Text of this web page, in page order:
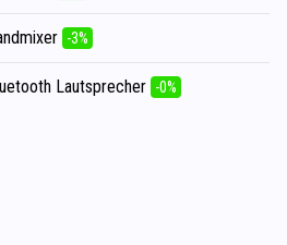
-3%
Lautsprecher -0%